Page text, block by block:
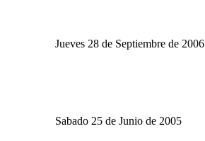
Jueves 28 de Septiembre de 2006
Sabado 25 de Junio de 2005